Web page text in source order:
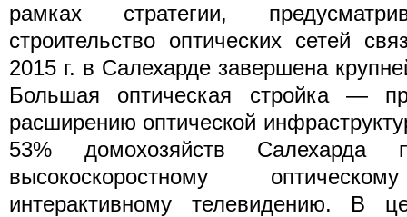
рамках стратегии,
строительство оптических сетей
2015 г. в Салехарде завершена
Большая оптическая стройка —
расширению оптической
53% домохозяйств Салехарда
высокоскоростному
интерактивному телевидению. В